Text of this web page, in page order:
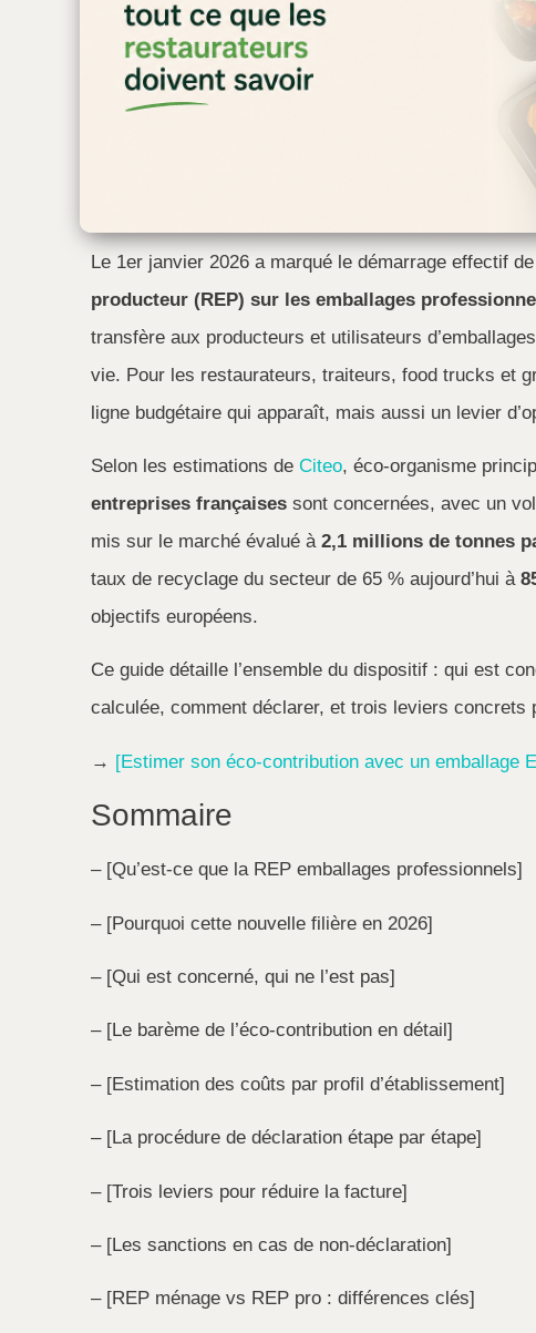
Le 1er janvier 2026 a marqué le démarrage effectif
producteur (REP) sur les emballages
transfère aux producteurs et utilisateurs
vie. Pour les restaurateurs, traiteurs, food trucks et
ligne budgétaire qui apparaît, mais aussi un levier
Selon les estimations de Citeo, éco-organisme
entreprises françaises sont concernées, avec un
mis sur le marché évalué à 2,1 millions de tonnes
taux de recyclage du secteur de 65 % aujourd’hui à
objectifs européens.
Ce guide détaille l’ensemble du dispositif : qui est
calculée, comment déclarer, et trois leviers concrets
→ [Estimer son éco-contribution avec un emballage
Sommaire
– [Qu’est-ce que la REP emballages professionnels]
– [Pourquoi cette nouvelle filière en 2026]
– [Qui est concerné, qui ne l’est pas]
– [Le barème de l’éco-contribution en détail]
– [Estimation des coûts par profil d’établissement]
– [La procédure de déclaration étape par étape]
– [Trois leviers pour réduire la facture]
– [Les sanctions en cas de non-déclaration]
– [REP ménage vs REP pro : différences clés]